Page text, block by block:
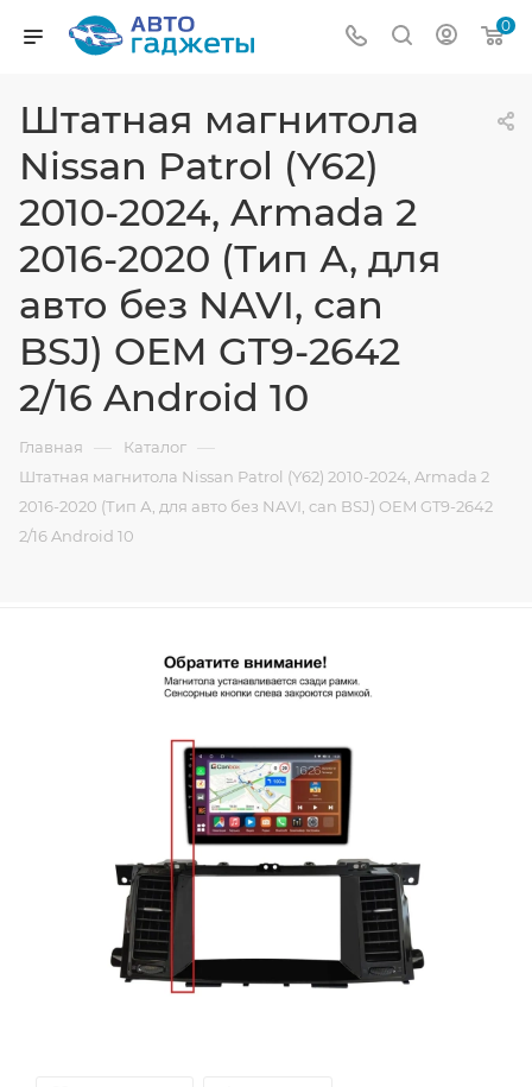
0
Штатная магнитола
Nissan Patrol (Y62)
2010-2024, Armada 2
2016-2020 (Тип А, для
авто без NAVI, can
BSJ) OEM GT9-2642
2/16 Android 10
Главная — Каталог —
Штатная магнитола Nissan Patrol (Y62) 2010-2024, Armada 2
2016-2020 (Тип А, для авто без NAVI, can BSJ) OEM GT9-2642
2/16 Android 10